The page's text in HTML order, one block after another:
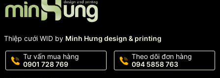
Thiệp cưới WID by Minh Hưng design & printing
Tư vấn mua hàng
0901 728 769
Theo dõi đơn hàng
094 5858 763